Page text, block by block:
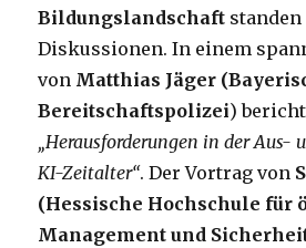
Bildungslandschaft
Diskussionen. In einem
von Matthias Jäger
Bereitschaftspolizei)
„Herausforderungen in der Aus-
KI-Zeitalter“. Der Vortrag von
(Hessische Hochschule für
Management und